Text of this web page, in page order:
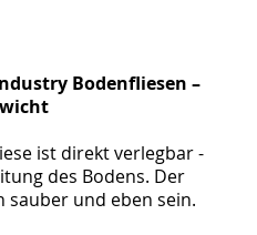
Bodenfliesen –
ist direkt verlegbar -
des Bodens. Der
und eben sein.